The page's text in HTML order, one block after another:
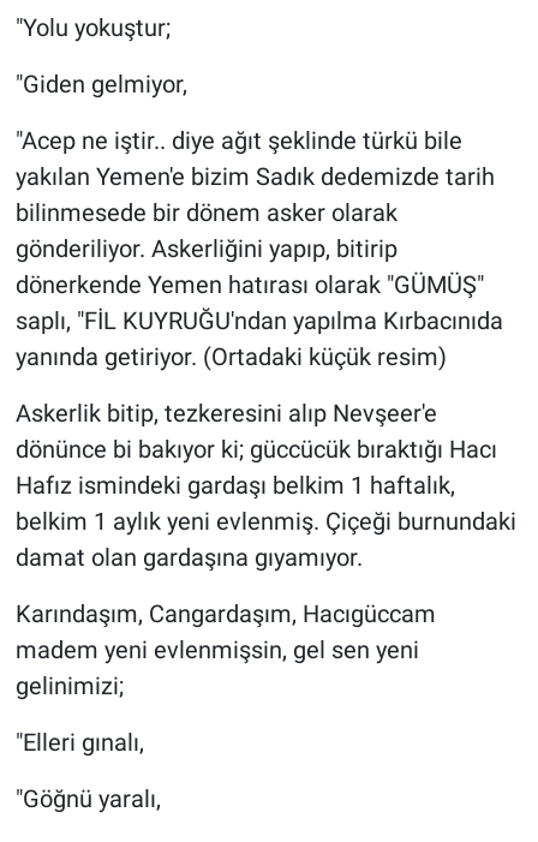
"Yolu yokuştur;
"Giden gelmiyor,
"Acep ne iştir.. diye ağıt şeklinde türkü bile
yakılan Yemen'e bizim Sadık dedemizde tarih
bilinmesede bir dönem asker olarak
gönderiliyor. Askerliğini yapıp, bitirip
dönerkende Yemen hatırası olarak "GÜMÜŞ"
saplı, "FİL KUYRUĞU'ndan yapılma Kırbacınıda
yanında getiriyor. (Ortadaki küçük resim)
Askerlik bitip, tezkeresini alıp Nevşeer'e
dönünce bi bakıyor ki; güccücük bıraktığı Hacı
Hafız ismindeki gardaşı belkim 1 haftalık,
belkim 1 aylık yeni evlenmiş. Çiçeği burnundaki
damat olan gardaşına gıyamıyor.
Karındaşım, Cangardaşım, Hacıgüccam
madem yeni evlenmişsin, gel sen yeni
gelinimizi;
"Elleri gınalı,
"Göğnü yaralı,